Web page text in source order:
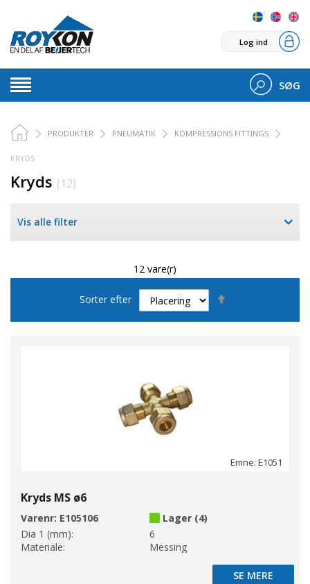
Log ind
SØG
PRODUKTER PNEUMATIK KOMPRESSIONS FITTINGS
KRYDS
Kryds (12)
Vis alle filter
12 vare(r)
Sorter efter
Emne: E1051
Kryds MS ø6
Varenr: E105106
Lager (4)
Dia 1 (mm):
6
Materiale:
Messing
SE MERE
SE MERE